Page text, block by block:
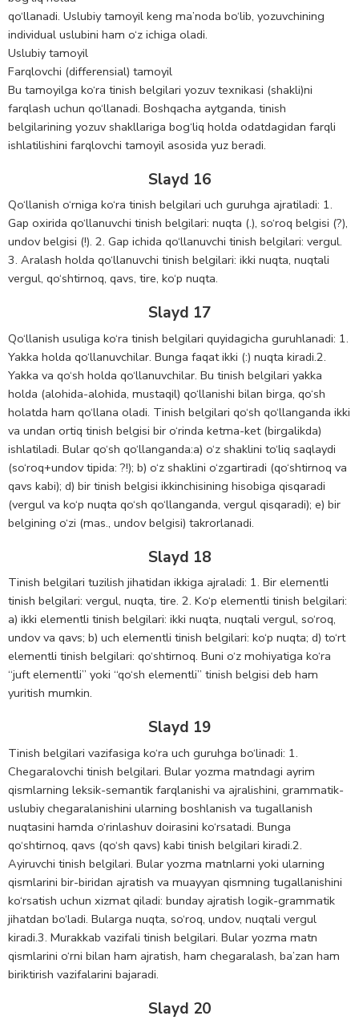
qo‘llanadi. Uslubiy tamoyil keng ma’noda bo‘lib, yozuvchining
individual uslubini ham o‘z ichiga oladi.
Uslubiy tamoyil
Farqlovchi (differensial) tamoyil
Bu tamoyilga ko‘ra tinish belgilari yozuv texnikasi (shakli)ni
farqlash uchun qo‘llanadi. Boshqacha aytganda, tinish
belgilarining yozuv shakllariga bog‘liq holda odatdagidan farqli
ishlatilishini farqlovchi tamoyil asosida yuz beradi.
Slayd 16
Qo‘llanish o‘rniga ko‘ra tinish belgilari uch guruhga ajratiladi: 1.
Gap oxirida qo‘llanuvchi tinish belgilari: nuqta (.), so‘roq belgisi (?),
undov belgisi (!). 2. Gap ichida qo‘llanuvchi tinish belgilari: vergul.
3. Aralash holda qo‘llanuvchi tinish belgilari: ikki nuqta, nuqtali
vergul, qo‘shtirnoq, qavs, tire, ko‘p nuqta.
Slayd 17
Qo‘llanish usuliga ko‘ra tinish belgilari quyidagicha guruhlanadi: 1.
Yakka holda qo‘llanuvchilar. Bunga faqat ikki (:) nuqta kiradi.2.
Yakka va qo‘sh holda qo‘llanuvchilar. Bu tinish belgilari yakka
holda (alohida-alohida, mustaqil) qo‘llanishi bilan birga, qo‘sh
holatda ham qo‘llana oladi. Tinish belgilari qo‘sh qo‘llanganda ikki
va undan ortiq tinish belgisi bir o‘rinda ketma-ket (birgalikda)
ishlatiladi. Bular qo‘sh qo‘llanganda:a) o‘z shaklini to‘liq saqlaydi
(so‘roq+undov tipida: ?!); b) o‘z shaklini o‘zgartiradi (qo‘shtirnoq va
qavs kabi); d) bir tinish belgisi ikkinchisining hisobiga qisqaradi
(vergul va ko‘p nuqta qo‘sh qo‘llanganda, vergul qisqaradi); e) bir
belgining o‘zi (mas., undov belgisi) takrorlanadi.
Slayd 18
Tinish belgilari tuzilish jihatidan ikkiga ajraladi: 1. Bir elementli
tinish belgilari: vergul, nuqta, tire. 2. Ko‘p elementli tinish belgilari:
a) ikki elementli tinish belgilari: ikki nuqta, nuqtali vergul, so‘roq,
undov va qavs; b) uch elementli tinish belgilari: ko‘p nuqta; d) to‘rt
elementli tinish belgilari: qo‘shtirnoq. Buni o‘z mohiyatiga ko‘ra
“juft elementli” yoki “qo‘sh elementli” tinish belgisi deb ham
yuritish mumkin.
Slayd 19
Tinish belgilari vazifasiga ko‘ra uch guruhga bo‘linadi: 1.
Chegaralovchi tinish belgilari. Bular yozma matndagi ayrim
qismlarning leksik-semantik farqlanishi va ajralishini, grammatik-
uslubiy chegaralanishini ularning boshlanish va tugallanish
nuqtasini hamda o‘rinlashuv doirasini ko‘rsatadi. Bunga
qo‘shtirnoq, qavs (qo‘sh qavs) kabi tinish belgilari kiradi.2.
Ayiruvchi tinish belgilari. Bular yozma matnlarni yoki ularning
qismlarini bir-biridan ajratish va muayyan qismning tugallanishini
ko‘rsatish uchun xizmat qiladi: bunday ajratish logik-grammatik
jihatdan bo‘ladi. Bularga nuqta, so‘roq, undov, nuqtali vergul
kiradi.3. Murakkab vazifali tinish belgilari. Bular yozma matn
qismlarini o‘rni bilan ham ajratish, ham chegaralash, ba’zan ham
biriktirish vazifalarini bajaradi.
Slayd 20